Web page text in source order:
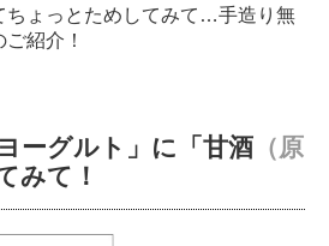
ちょっとためしてみて…手造り無
紹介！
ーグルト」に「甘酒 （原
みて！